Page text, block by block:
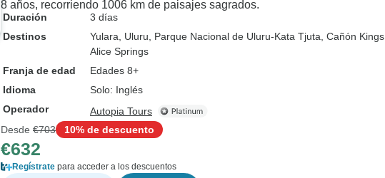
8 años, recorriendo 1006 km de paisajes sagrados.
Duración
3 días
Destinos
Yulara , Uluru , Parque Nacional de Uluru-Kata Tjuta , Cañón Kings
Alice Springs
Franja de edad
Edades 8+
Idioma
Solo: Inglés
Operador
Autopia Tours
Desde €703 10% de descuento
€632
Regístrate para acceder a los descuentos